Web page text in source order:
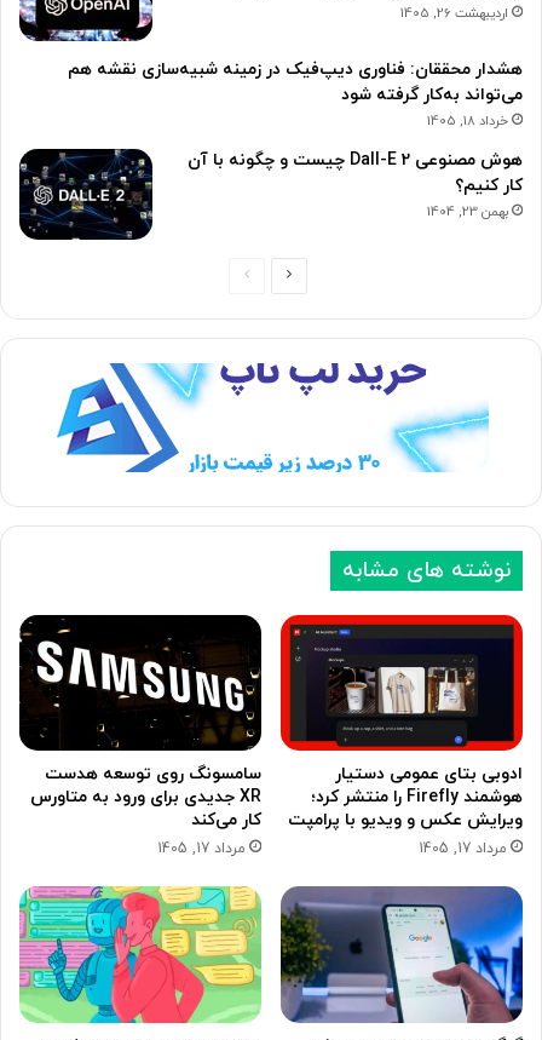
اردیبهشت 26, 1405
هشدار محققان: فناوری دیپ‌فیک در زمینه شبیه‌سازی نقشه هم
می‌تواند به‌کار گرفته شود
خرداد 18, 1405
هوش مصنوعی Dall-E 2 چیست و چگونه با آن
کار کنیم؟
بهمن 23, 1404
ح
ه
ی
ح
ه
ی
نوشته های مشابه
ادوبی بتای عمومی دستیار
هوشمند Firefly را منتشر کرد؛
ویرایش عکس و ویدیو با پرامپت
مرداد 17, 1405
سامسونگ روی توسعه هدست
XR جدیدی برای ورود به متاورس
کار می‌کند
مرداد 17, 1405